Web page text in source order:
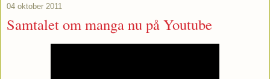
04 oktober 2011
Samtalet om manga nu på Youtube